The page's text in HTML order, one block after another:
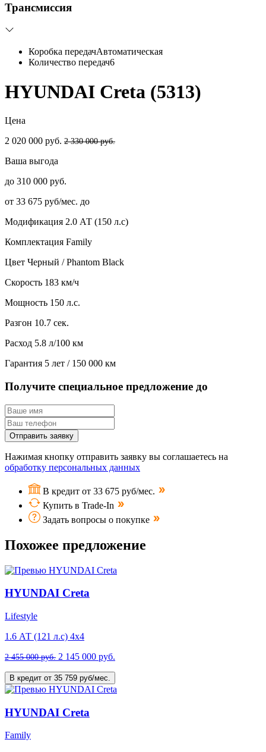
Трансмиссия
Коробка передачАвтоматическая
Количество передач6
HYUNDAI Creta (5313)
Цена
2 020 000 руб. 2 330 000 руб.
Ваша выгода
до 310 000 руб.
от 33 675 руб/мес. до
Модификация 2.0 АТ (150 л.с)
Комплектация Family
Цвет Черный / Phantom Black
Скорость 183 км/ч
Мощность 150 л.с.
Разгон 10.7 сек.
Расход 5.8 л/100 км
Гарантия 5 лет / 150 000 км
Получите специальное предложение до
Отправить заявку
Нажимая кнопку отправить заявку вы соглашаетесь на
обработку персональных данных
В кредит от 33 675 руб/мес.
Купить в Trade-In
Задать вопросы о покупке
Похожее предложение
HYUNDAI Creta
Lifestyle
1.6 АТ (121 л.с) 4х4
2 455 000 руб. 2 145 000 руб.
В кредит от 35 759 руб/мес.
HYUNDAI Creta
Family